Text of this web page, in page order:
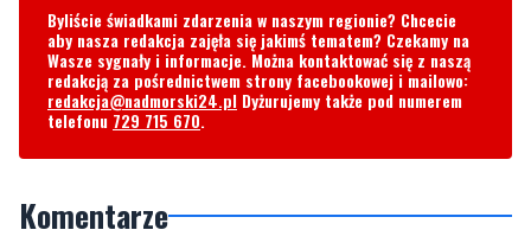
redakcja@nadmorski24.plDyżurujemy także pod numerem
telefonu729 715 670.
Komentarze
Napisz swój komentarz